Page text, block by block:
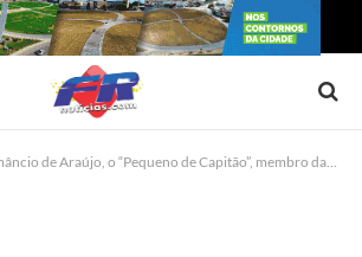
Araújo, o “Pequeno de Capitão”, membro da família fundadora de Capim Grosso